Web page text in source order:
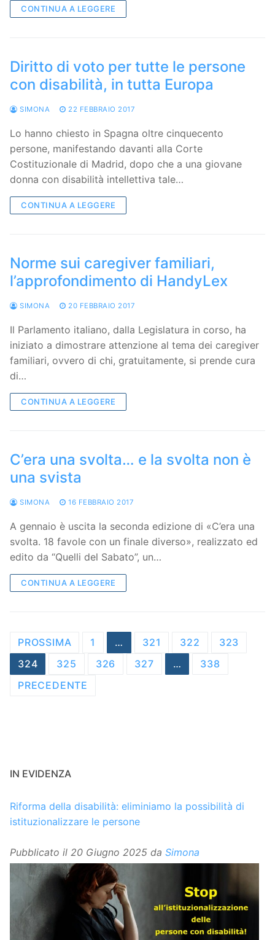
CONTINUA A LEGGERE
Diritto di voto per tutte le persone
con disabilità, in tutta Europa
SIMONA 22 FEBBRAIO 2017
Lo hanno chiesto in Spagna oltre cinquecento
persone, manifestando davanti alla Corte
Costituzionale di Madrid, dopo che a una giovane
donna con disabilità intellettiva tale…
CONTINUA A LEGGERE
Norme sui caregiver familiari,
l’approfondimento di HandyLex
SIMONA 20 FEBBRAIO 2017
Il Parlamento italiano, dalla Legislatura in corso, ha
iniziato a dimostrare attenzione al tema dei caregiver
familiari, ovvero di chi, gratuitamente, si prende cura
di…
CONTINUA A LEGGERE
C’era una svolta… e la svolta non è
una svista
SIMONA 16 FEBBRAIO 2017
A gennaio è uscita la seconda edizione di «C’era una
svolta. 18 favole con un finale diverso», realizzato ed
edito da “Quelli del Sabato”, un…
CONTINUA A LEGGERE
Navigazione
articoli
PROSSIMA 1 … 321 322
323
324
325 326 327 …
338
PRECEDENTE
IN EVIDENZA
Riforma della disabilità: eliminiamo la possibilità di
istituzionalizzare le persone
Pubblicato il 20 Giugno 2025 da Simona